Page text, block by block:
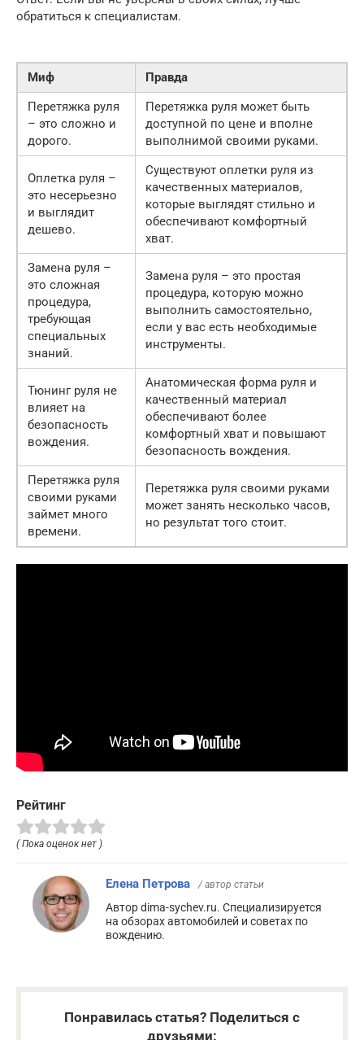
обратиться к специалистам.
Миф
Правда
Перетяжка руля
– это сложно и
дорого.
Перетяжка руля может быть
доступной по цене и вполне
выполнимой своими руками.
Оплетка руля –
это несерьезно
и выглядит
дешево.
Существуют оплетки руля из
качественных материалов,
которые выглядят стильно и
обеспечивают комфортный
хват.
Замена руля –
это сложная
процедура,
требующая
специальных
знаний.
Замена руля – это простая
процедура, которую можно
выполнить самостоятельно,
если у вас есть необходимые
инструменты.
Тюнинг руля не
влияет на
безопасность
вождения.
Анатомическая форма руля и
качественный материал
обеспечивают более
комфортный хват и повышают
безопасность вождения.
Перетяжка руля
своими руками
займет много
времени.
Перетяжка руля своими руками
может занять несколько часов,
но результат того стоит.
Рейтинг
( Пока оценок нет )
Елена Петрова / автор статьи
Автор dima-sychev.ru. Специализируется
на обзорах автомобилей и советах по
вождению.
Понравилась статья? Поделиться с
друзьями: